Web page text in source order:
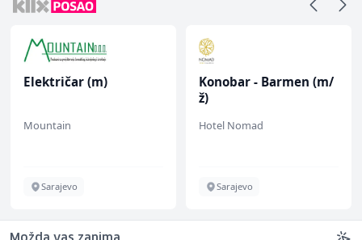
Električar (m)
Mountain
Sarajevo
Konobar - Barmen (m/
ž)
Hotel Nomad
Sarajevo